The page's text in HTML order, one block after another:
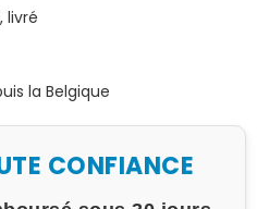
livré
la Belgique
CONFIANCE